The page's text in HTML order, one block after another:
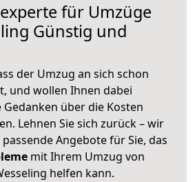
für Umzüge
Günstig und
der Umzug an sich schon
und wollen Ihnen dabei
über die Kosten
Lehnen Sie sich zurück – wir
Angebote für Sie, das
mit Ihrem Umzug von
helfen kann.